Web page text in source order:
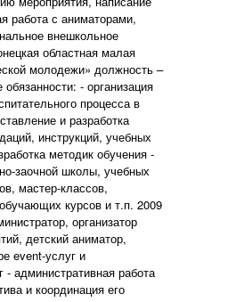
работа с аниматорами,
внешкольное
областная малая
молодежи» должность –
- организация
процесса в
и разработка
инструкций, учебных
методик обучения -
заочной школы, учебных
мастер-классов,
курсов и т.п. 2009
организатор
детский аниматор,
event-услуг и
- административная работа
и координация его